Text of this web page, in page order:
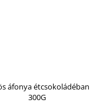
áfonya étcsokoládéban
300G